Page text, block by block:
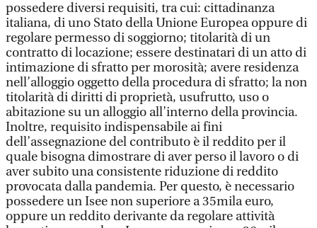
possedere diversi requisiti, tra cui: cittadinanza
italiana, di uno Stato della Unione Europea oppure di
regolare permesso di soggiorno; titolarità di un
contratto di locazione; essere destinatari di un atto di
intimazione di sfratto per morosità; avere residenza
nell’alloggio oggetto della procedura di sfratto; la non
titolarità di diritti di proprietà, usufrutto, uso o
abitazione su un alloggio all’interno della provincia.
Inoltre, requisito indispensabile ai fini
dell’assegnazione del contributo è il reddito per il
quale bisogna dimostrare di aver perso il lavoro o di
aver subito una consistente riduzione di reddito
provocata dalla pandemia. Per questo, è necessario
possedere un Isee non superiore a 35mila euro,
oppure un reddito derivante da regolare attività